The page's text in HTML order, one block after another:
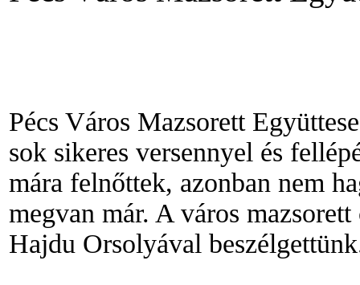
Pécs Város Mazsorett
sok sikeres versennyel és
mára felnőttek, azonban nem
megvan már. A város
Hajdu Orsolyával